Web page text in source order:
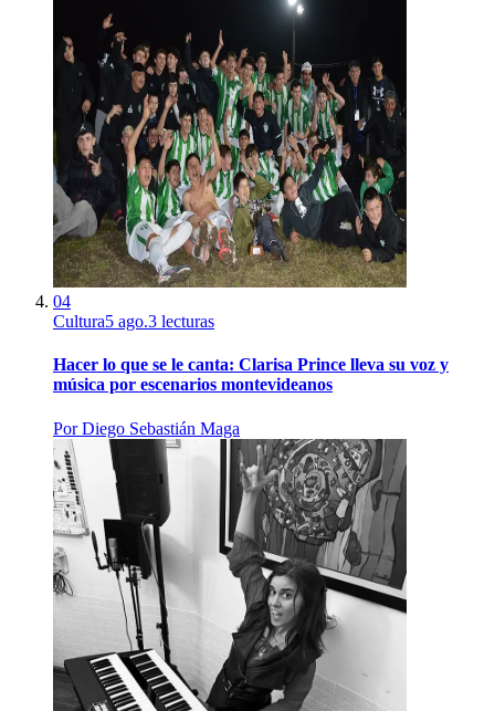
04
Cultura5 ago.3 lecturas
Hacer lo que se le canta: Clarisa Prince lleva su voz y
música por escenarios montevideanos
PorDiego Sebastián Maga